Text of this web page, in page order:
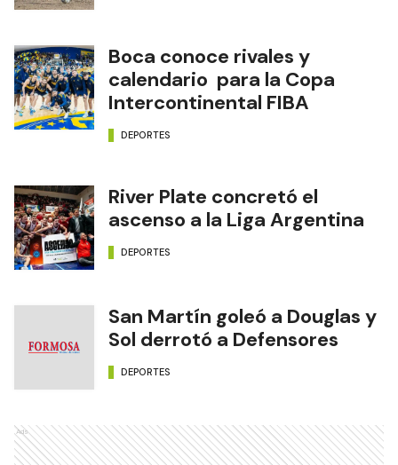
Boca conoce rivales y
calendario para la Copa
Intercontinental FIBA
DEPORTES
River Plate concretó el
ascenso a la Liga Argentina
DEPORTES
San Martín goleó a Douglas y
Sol derrotó a Defensores
DEPORTES
Ads